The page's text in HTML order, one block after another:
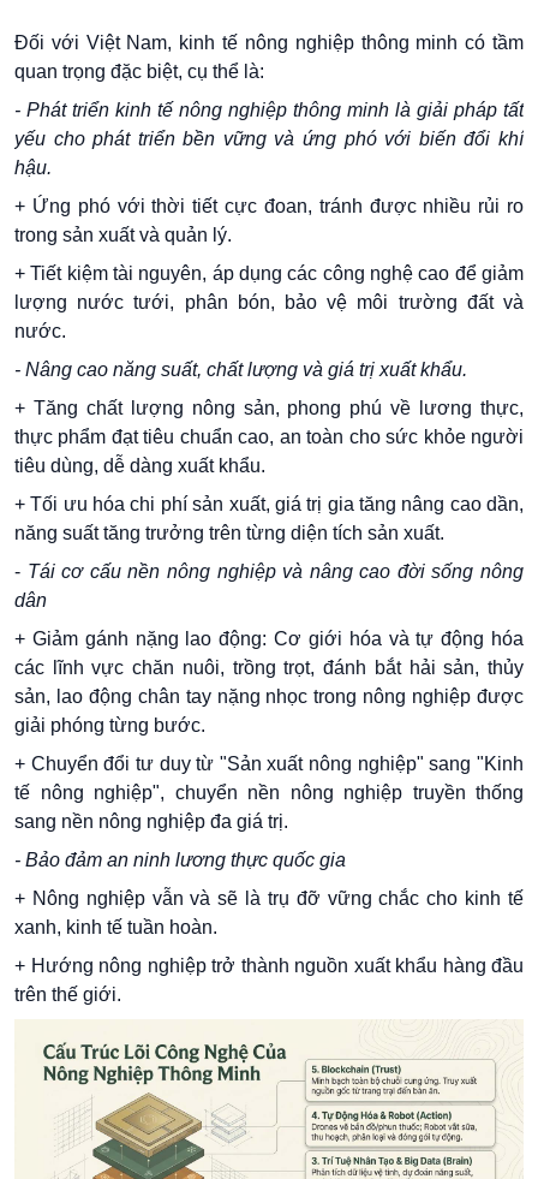
Đối với Việt Nam, kinh tế nông nghiệp thông minh có tầm
quan trọng đặc biệt, cụ thể là:
- Phát triển kinh tế nông nghiệp thông minh là giải pháp tất
yếu cho phát triển bền vững và ứng phó với biến đổi khí
hậu.
+ Ứng phó với thời tiết cực đoan, tránh được nhiều rủi ro
trong sản xuất và quản lý.
+ Tiết kiệm tài nguyên, áp dụng các công nghệ cao để giảm
lượng nước tưới, phân bón, bảo vệ môi trường đất và
nước.
- Nâng cao năng suất, chất lượng và giá trị xuất khẩu.
+ Tăng chất lượng nông sản, phong phú về lương thực,
thực phẩm đạt tiêu chuẩn cao, an toàn cho sức khỏe người
tiêu dùng, dễ dàng xuất khẩu.
+ Tối ưu hóa chi phí sản xuất, giá trị gia tăng nâng cao dần,
năng suất tăng trưởng trên từng diện tích sản xuất.
- Tái cơ cấu nền nông nghiệp và nâng cao đời sống nông
dân
+ Giảm gánh nặng lao động: Cơ giới hóa và tự động hóa
các lĩnh vực chăn nuôi, trồng trọt, đánh bắt hải sản, thủy
sản, lao động chân tay nặng nhọc trong nông nghiệp được
giải phóng từng bước.
+ Chuyển đổi tư duy từ "Sản xuất nông nghiệp" sang "Kinh
tế nông nghiệp", chuyển nền nông nghiệp truyền thống
sang nền nông nghiệp đa giá trị.
- Bảo đảm an ninh lương thực quốc gia
+ Nông nghiệp vẫn và sẽ là trụ đỡ vững chắc cho kinh tế
xanh, kinh tế tuần hoàn.
+ Hướng nông nghiệp trở thành nguồn xuất khẩu hàng đầu
trên thế giới.